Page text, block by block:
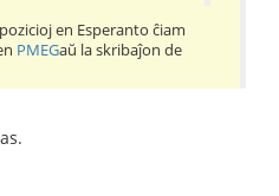
en Esperanto ĉiam
PMEGaŭ la skribaĵon de